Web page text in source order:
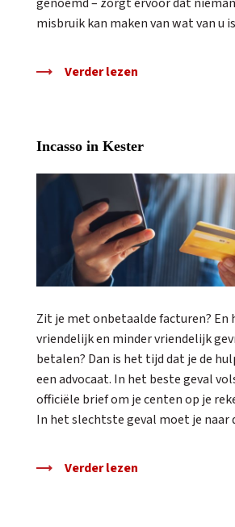
misbruik kan maken van wat van u
Verder lezen
Incasso in Kester
Zit je met onbetaalde facturen? En
vriendelijk en minder vriendelijk
betalen? Dan is het tijd dat je de
een advocaat. In het beste geval
officiële brief om je centen op je
In het slechtste geval moet je naar
Verder lezen